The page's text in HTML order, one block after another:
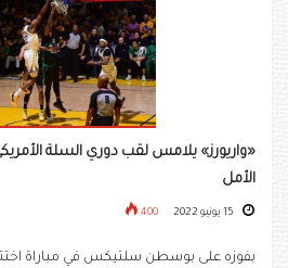
«واريورز» يلامس لقب دوري السلة
الأمل
400
بفوزه على بوسطن سلتيكس في مباراة